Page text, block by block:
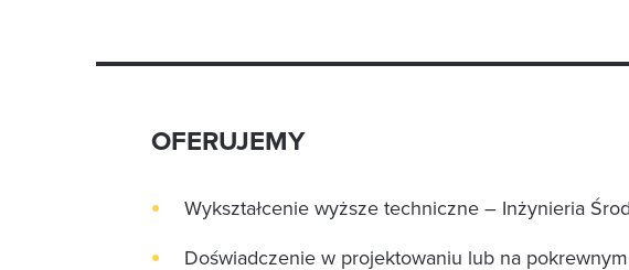
OFERUJEMY
Wykształcenie wyższe techniczne – Inżynieria
Doświadczenie w projektowaniu lub na